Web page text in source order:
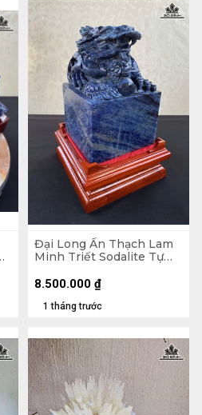
Đại Long Ấn Thạch Lam
Minh Triết Sodalite Tự
1 tháng trước
8.500.000 ₫